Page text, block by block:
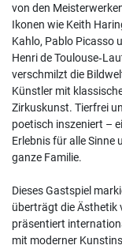
von den
Ikonen wie Keith
Kahlo, Pablo Picasso
Henri de
verschmilzt die
Künstler mit
Zirkuskunst. Tierfrei
poetisch inszeniert –
Erlebnis für alle Sinne
ganze Familie.
Dieses Gastspiel
überträgt die Ästhetik
präsentiert
mit moderner